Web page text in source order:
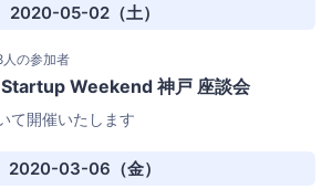
2020-05-02（土）
人の参加者
Startup Weekend 神戸 座談会
て開催いたします
2020-03-06（金）